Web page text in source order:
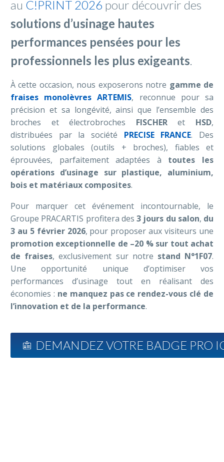
au C!PRINT 2026 pour découvrir des
solutions d’usinage hautes
performances pensées pour les
professionnels les plus exigeants.
À cette occasion, nous exposerons notre gamme de
fraises monolèvres ARTEMIS, reconnue pour sa
précision et sa longévité, ainsi que l’ensemble des
broches et électrobroches FISCHERet HSD,
distribuées par la société PRECISE FRANCE. Des
solutions globales (outils + broches), fiables et
éprouvées, parfaitement adaptées à toutes les
opérations d’usinage sur plastique, aluminium,
bois et matériaux composites.
Pour marquer cet événement incontournable, le
Groupe PRACARTIS profitera des 3 jours du salon, du
3 au 5 février 2026, pour proposer aux visiteurs une
promotion exceptionnelle de –20 % sur tout achat
de fraises, exclusivement sur notre stand N°1F07.
Une opportunité unique d’optimiser vos
performances d’usinage tout en réalisant des
économies : ne manquez pas ce rendez-vous clé de
l’innovation et de la performance.
 DEMANDEZ VOTRE BADGE PRO